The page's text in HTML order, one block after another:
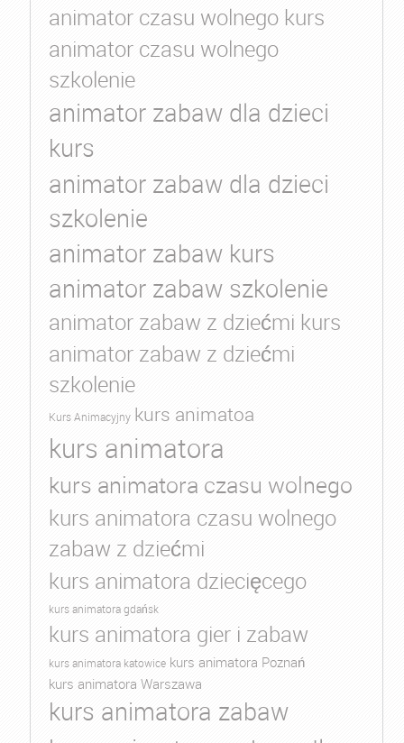
animator czasu wolnego kurs
animator czasu wolnego
szkolenie
animator zabaw dla dzieci
kurs
animator zabaw dla dzieci
szkolenie
animator zabaw kurs
animator zabaw szkolenie
animator zabaw z dziećmi kurs
animator zabaw z dziećmi
szkolenie
Kurs Animacyjny kurs animatoa
kurs animatora
kurs animatora czasu wolnego
kurs animatora czasu wolnego
zabaw z dziećmi
kurs animatora dziecięcego
kurs animatora gdańsk
kurs animatora gier i zabaw
kurs animatora katowice kurs animatora Poznań
kurs animatora Warszawa
kurs animatora zabaw